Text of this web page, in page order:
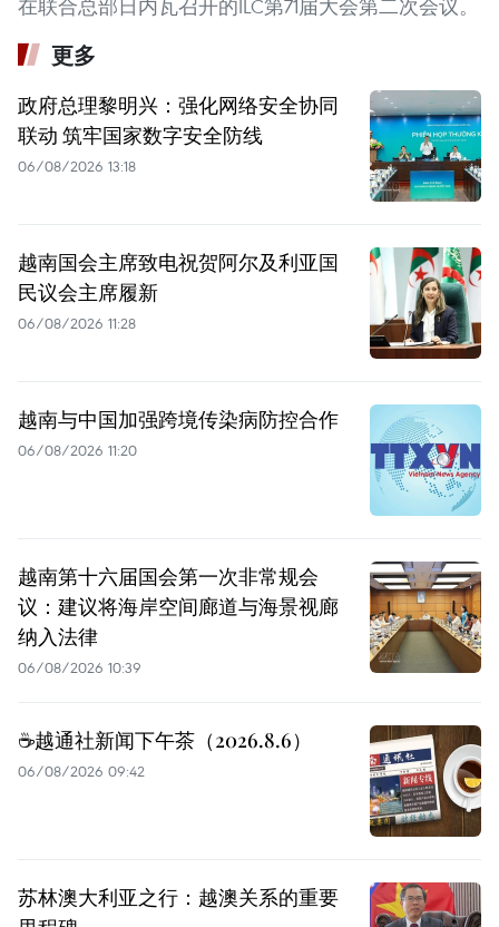
在联合总部日内瓦召开的ILC第71届大会第二次会议。
更多
政府总理黎明兴：强化网络安全协同
联动 筑牢国家数字安全防线
06/08/2026 13:18
越南国会主席致电祝贺阿尔及利亚国
民议会主席履新
06/08/2026 11:28
越南与中国加强跨境传染病防控合作
06/08/2026 11:20
越南第十六届国会第一次非常规会
议：建议将海岸空间廊道与海景视廊
纳入法律
06/08/2026 10:39
☕️越通社新闻下午茶（2026.8.6）
06/08/2026 09:42
苏林澳大利亚之行：越澳关系的重要